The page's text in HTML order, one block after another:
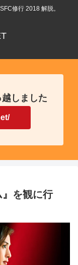
修行 2018 解脱。
しました
を観に行